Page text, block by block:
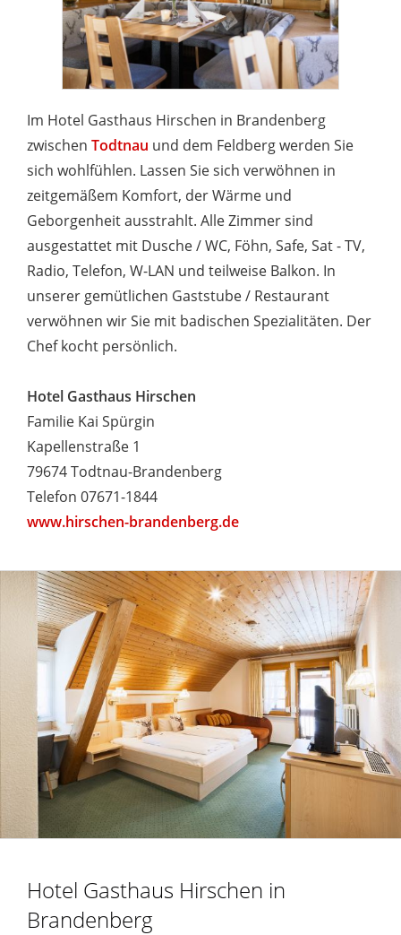
Im Hotel Gasthaus Hirschen in Brandenberg
zwischen Todtnau und dem Feldberg werden Sie
sich wohlfühlen. Lassen Sie sich verwöhnen in
zeitgemäßem Komfort, der Wärme und
Geborgenheit ausstrahlt. Alle Zimmer sind
ausgestattet mit Dusche / WC, Föhn, Safe, Sat - TV,
Radio, Telefon, W-LAN und teilweise Balkon. In
unserer gemütlichen Gaststube / Restaurant
verwöhnen wir Sie mit badischen Spezialitäten. Der
Chef kocht persönlich.
Hotel Gasthaus Hirschen
Familie Kai Spürgin
Kapellenstraße 1
79674 Todtnau-Brandenberg
Telefon 07671-1844
www.hirschen-brandenberg.de
Hotel Gasthaus Hirschen in
Brandenberg